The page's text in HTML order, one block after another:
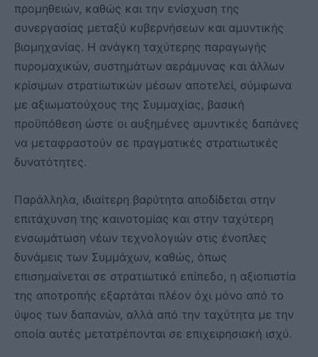
προμηθειών, καθώς και την ενίσχυση της
συνεργασίας μεταξύ κυβερνήσεων και αμυντικής
βιομηχανίας. Η ανάγκη ταχύτερης παραγωγής
πυρομαχικών, συστημάτων αεράμυνας και άλλων
κρίσιμων στρατιωτικών μέσων αποτελεί, σύμφωνα
με αξιωματούχους της Συμμαχίας, βασική
προϋπόθεση ώστε οι αυξημένες αμυντικές δαπάνες
να μεταφραστούν σε πραγματικές στρατιωτικές
δυνατότητες.
Παράλληλα, ιδιαίτερη βαρύτητα αποδίδεται στην
επιτάχυνση της καινοτομίας και στην ταχύτερη
ενσωμάτωση νέων τεχνολογιών στις ένοπλες
δυνάμεις των Συμμάχων, καθώς, όπως
επισημαίνεται σε στρατιωτικό επίπεδο, η αξιοπιστία
της αποτροπής εξαρτάται πλέον όχι μόνο από το
ύψος των δαπανών, αλλά από την ταχύτητα με την
οποία αυτές μετατρέπονται σε επιχειρησιακή ισχύ.